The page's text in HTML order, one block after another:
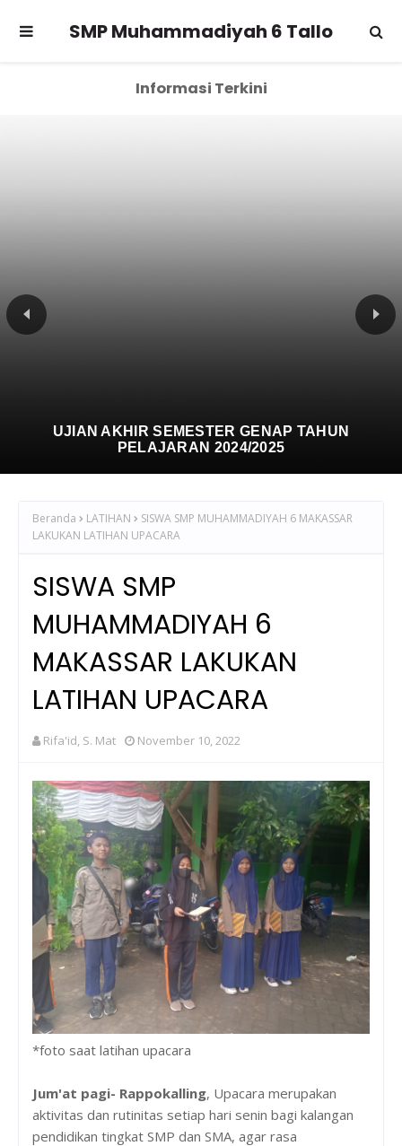
SMP Muhammadiyah 6 Tallo
Informasi Terkini
UJIAN AKHIR SEMESTER GENAP TAHUN
PELAJARAN 2024/2025
Beranda LATIHAN
SISWA SMP MUHAMMADIYAH 6 MAKASSAR
LAKUKAN LATIHAN UPACARA
SISWA SMP
MUHAMMADIYAH 6
MAKASSAR LAKUKAN
LATIHAN UPACARA
Rifa'id, S. Mat November 10, 2022
*foto saat latihan upacara
Jum'at pagi- Rappokalling, Upacara merupakan
aktivitas dan rutinitas setiap hari senin bagi kalangan
pendidikan tingkat SMP dan SMA, agar rasa